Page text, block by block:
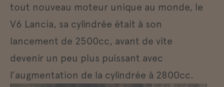
tout nouveau moteur unique au monde, le
V6 Lancia, sa cylindrée était à son
lancement de 2500cc, avant de vite
devenir un peu plus puissant avec
l’augmentation de la cylindrée à 2800cc.